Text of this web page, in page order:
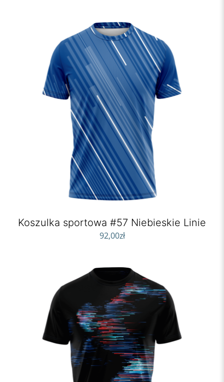
Koszulka sportowa #57 Niebieskie Linie
92,00zł